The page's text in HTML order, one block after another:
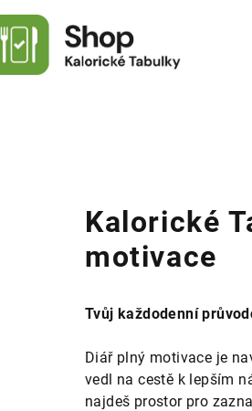
Kalorické
motivace
Tvůj každodenní
Diář plný motivace je
vedl na cestě k lepším
najdeš prostor pro